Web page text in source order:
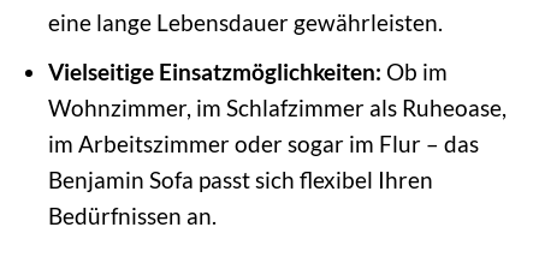
eine lange Lebensdauer gewährleisten.
Vielseitige Einsatzmöglichkeiten: Ob im
Wohnzimmer, im Schlafzimmer als Ruheoase,
im Arbeitszimmer oder sogar im Flur – das
Benjamin Sofa passt sich flexibel Ihren
Bedürfnissen an.